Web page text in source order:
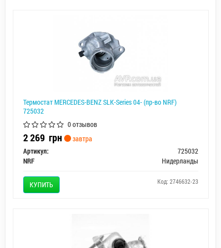
Термостат MERCEDES-BENZ SLK-Series 04- (пр-во NRF)
725032
0 отзывов
2 269 грн
завтра
Артикул:
725032
NRF
Нидерланды
КУПИТЬ Код: 2746632-23